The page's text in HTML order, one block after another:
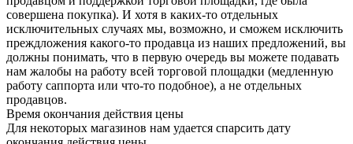
совершена покупка). И хотя в каких-то отдельных
исключительных случаях мы, возможно, и сможем исключить
преждложения какого-то продавца из наших предложений, вы
должны понимать, что в первую очередь вы можете подавать
нам жалобы на работу всей торговой площадки (медленную
работу саппорта или что-то подобное), а не отдельных
продавцов.
Время окончания действия цены
Для некоторых магазинов нам удается спарсить дату